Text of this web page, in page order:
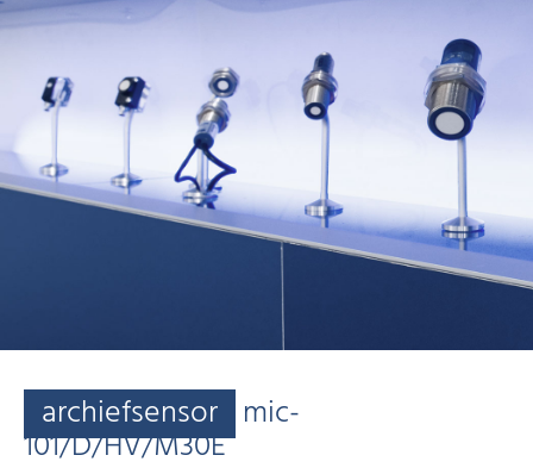
archiefsensor mic-
101/D/HV/M30E